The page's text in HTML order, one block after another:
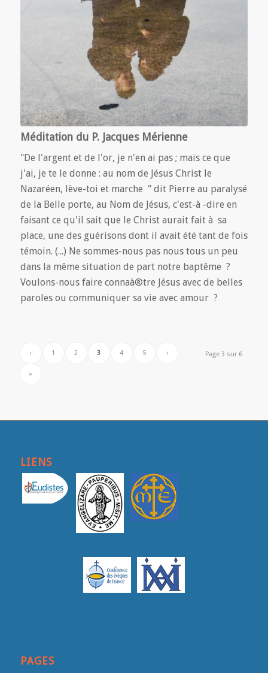
Méditation du P. Jacques Mérienne
"De l'argent et de l'or, je n'en ai pas ; mais ce que
j'ai, je te le donne : au nom de Jésus Christ le
Nazaréen, lève-toi et marche " dit Pierre au paralysé
de la Belle porte, au Nom de Jésus, c'est-à -dire en
faisant ce qu'il sait que le Christ aurait fait à sa
place, une des guérisons dont il avait été tant de fois
témoin. (...) Ne sommes-nous pas nous tous un peu
dans la même situation de part notre baptême ?
Voulons-nous faire connaà®tre Jésus avec de belles
paroles ou communiquer sa vie avec amour ?
Page 3 sur 6
‹ 1 2 3 4 5 ›
»
LIENS
PAGES